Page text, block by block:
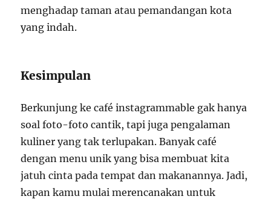
menghadap taman atau pemandangan kota
yang indah.
Kesimpulan
Berkunjung ke café instagrammable gak hanya
soal foto-foto cantik, tapi juga pengalaman
kuliner yang tak terlupakan. Banyak café
dengan menu unik yang bisa membuat kita
jatuh cinta pada tempat dan makanannya. Jadi,
kapan kamu mulai merencanakan untuk